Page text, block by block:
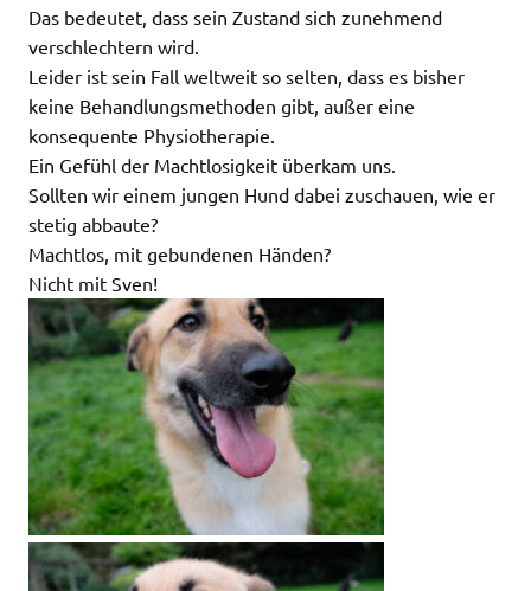
Das bedeutet, dass sein Zustand sich zunehmend
verschlechtern wird.
Leider ist sein Fall weltweit so selten, dass es bisher
keine Behandlungsmethoden gibt, außer eine
konsequente Physiotherapie.
Ein Gefühl der Machtlosigkeit überkam uns.
Sollten wir einem jungen Hund dabei zuschauen, wie er
stetig abbaute?
Machtlos, mit gebundenen Händen?
Nicht mit Sven!